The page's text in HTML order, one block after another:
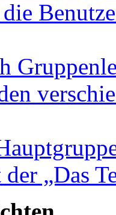
der „Das